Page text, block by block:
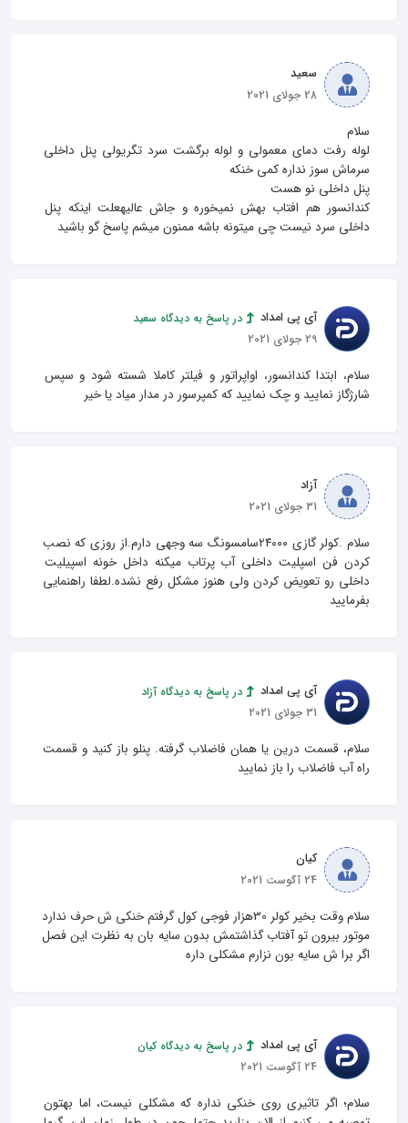
سعید
28 جولای 2021
لوله رفت دمای معمولی و لوله برگشت سرد تگریولی پنل داخلی
کندانسور هم افتاب بهش نمیخوره و جاش عالیهعلت اینکه پنل
داخلی سرد نیست چی میتونه باشه ممنون میشم پاسخ گو باشید
آی پی امداد
در پاسخ به دیدگاه سعید
29 جولای 2021
سلام، ابتدا کندانسور، اواپراتور و فیلتر کاملا شسته شود و سپس
شارژگاز نمایید و چک نمایید که کمپرسور در مدار میاد یا خیر
آزاد
31 جولای 2021
سلام .کولر گازی ۲۴۰۰۰سامسونگ سه وجهی دارم.از روزی که نصب
کردن فن اسپلیت داخلی آب پرتاب میکنه داخل خونه اسپیلیت
داخلی رو تعویض کردن ولی هنوز مشکل رفع نشده.لطفا راهنمایی
بفرمایید
آی پی امداد
در پاسخ به دیدگاه آزاد
31 جولای 2021
سلام، قسمت درین یا همان فاضلاب گرفته. پنلو باز کنید و قسمت
راه آب فاضلاب را باز نمایید
کیان
24 آگوست 2021
سلام وقت بخیر کولر 30هزار فوجی کول گرفتم خنکی ش حرف ندارد
موتور بیرون تو آفتاب گذاشتمش بدون سایه بان به نظرت این فصل
اگر برا ش سایه بون نزارم مشکلی داره
آی پی امداد
در پاسخ به دیدگاه کیان
24 آگوست 2021
سلام؛ اگر تاثیری روی خنکی نداره که مشکلی نیست، اما بهتون